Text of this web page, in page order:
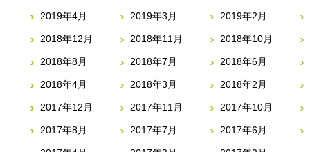
2019年4月 2019年3月 2019年2月
2018年12月 2018年11月 2018年10月
2018年8月 2018年7月 2018年6月
2018年4月 2018年3月 2018年2月
2017年12月 2017年11月 2017年10月
2017年8月 2017年7月 2017年6月